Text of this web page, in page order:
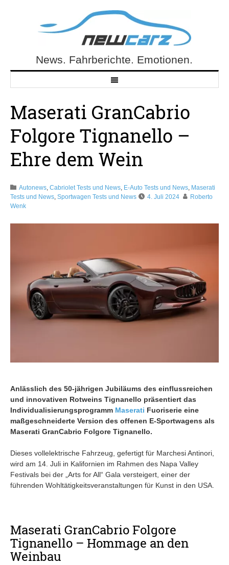
NewCarz.deNews. Fahrberichte. Emotionen.
Maserati GranCabrio
Folgore Tignanello –
Ehre dem Wein
Autonews, Cabriolet Tests und News, E-Auto Tests und News, Maserati
Tests und News, Sportwagen Tests und News 4. Juli 2024
Roberto
Wenk
Anlässlich des 50-jährigen Jubiläums des einflussreichen
und innovativen Rotweins Tignanello präsentiert das
Individualisierungsprogramm Maserati Fuoriserie eine
maßgeschneiderte Version des offenen E-Sportwagens als
Maserati GranCabrio Folgore Tignanello.
Dieses vollelektrische Fahrzeug, gefertigt für Marchesi Antinori,
wird am 14. Juli in Kalifornien im Rahmen des Napa Valley
Festivals bei der „Arts for All“ Gala versteigert, einer der
führenden Wohltätigkeitsveranstaltungen für Kunst in den USA.
Maserati GranCabrio Folgore
Tignanello – Hommage an den
Weinbau